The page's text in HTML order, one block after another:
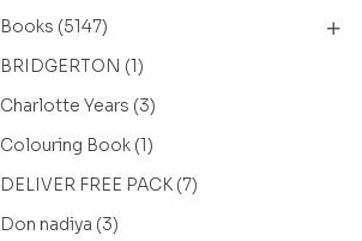
Books (5147)
BRIDGERTON (1)
Charlotte Years (3)
Colouring Book (1)
DELIVER FREE PACK (7)
Don nadiya (3)